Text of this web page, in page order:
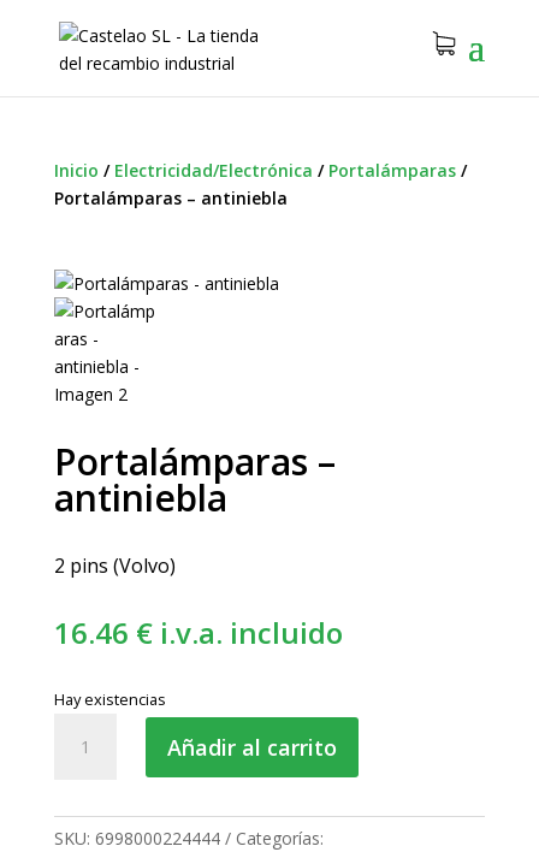
Inicio / Electricidad/Electrónica / Portalámparas/
Portalámparas – antiniebla
Portalámparas –
antiniebla
2 pins (Volvo)
16.46 € i.v.a. incluido
Hay existencias
Portalámparas
Añadir al carrito
SKU: 6998000224444
Categorías: